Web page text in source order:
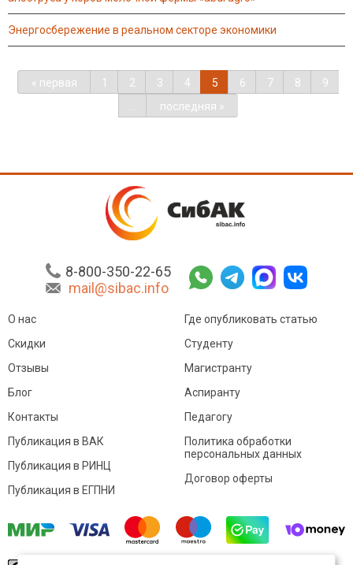
энергосбережение в реальном секторе экономики
« первая 1 2 3 4 5 6 7 8
9
последняя »
8-800-350-22-65
mail@sibac.info
О нас
Скидки
Отзывы
Блог
Контакты
Где опубликовать статью
Студенту
Магистранту
Аспиранту
Педагогу
Публикация в ВАК
Публикация в РИНЦ
Публикация в ЕГПНИ
Политика обработки
персональных данных
Договор оферты